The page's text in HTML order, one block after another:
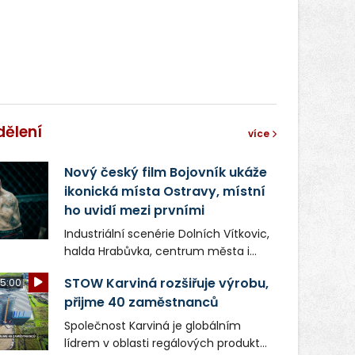
více
Nový český film Bojovník ukáže
ikonická místa Ostravy, místní
ho uvidí mezi prvními
Industriální scenérie Dolních Vítkovic,
halda Hrabůvka, centrum města i
v novém filmu Bojovník, který vstoupí
do kin už 13. srpna. Režiséři Vojtěch
Frič a Tomáš Dianiška si
moravskoslezskou metropoli
STOW Karviná rozšiřuje výrobu,
přijme 40 zaměstnanců
Společnost Karviná je globálním
lídrem v oblasti regálových produktů